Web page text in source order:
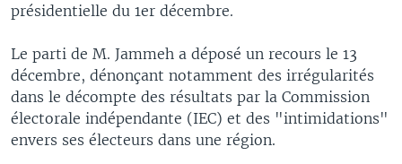
présidentielle du 1er décembre.
Le parti de M. Jammeh a déposé un recours le 13
décembre, dénonçant notamment des irrégularités
dans le décompte des résultats par la Commission
électorale indépendante (IEC) et des "intimidations"
envers ses électeurs dans une région.